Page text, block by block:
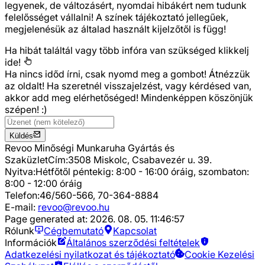
legyenek, de változásért, nyomdai hibákért nem tudunk
felelősséget vállalni! A színek tájékoztató jellegűek,
megjelenésük az általad használt kijelzőtől is függ!
Ha hibát találtál vagy több infóra van szükséged klikkelj
ide!
Ha nincs időd írni, csak nyomd meg a gombot! Átnézzük
az oldalt! Ha szeretnél visszajelzést, vagy kérdésed van,
akkor add meg elérhetőséged! Mindenképpen köszönjük
szépen! :)
Küldés
Revoo Minőségi Munkaruha Gyártás és
SzaküzletCím:3508 Miskolc, Csabavezér u. 39.
Nyitva:Hétfőtől péntekig: 8:00 - 16:00 óráig, szombaton:
8:00 - 12:00 óráig
Telefon:46/560-566, 70-364-8884
E-mail: revoo@revoo.hu
Page generated at: 2026. 08. 05. 11:46:57
Rólunk
Cégbemutató
Kapcsolat
Információk
Általános szerződési feltételek
Adatkezelési nyilatkozat és tájékoztató
Cookie Kezelési